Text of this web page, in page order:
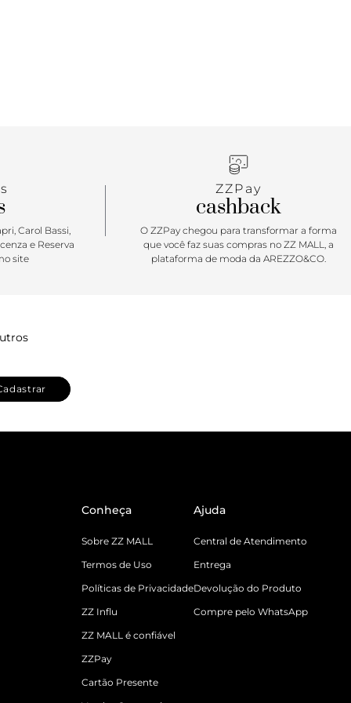
Carol Bassi,
e Reserva
site
ZZPay
cashback
O ZZPay chegou para transformar a forma
que você faz suas compras no ZZ MALL, a
plataforma de moda da AREZZO&CO.
Conheça
Sobre ZZ MALL
Termos de Uso
Políticas de Privacidade
ZZ Influ
ZZ MALL é confiável
ZZPay
Cartão Presente
Ajuda
Central de Atendimento
Entrega
Devolução do Produto
Compre pelo WhatsApp